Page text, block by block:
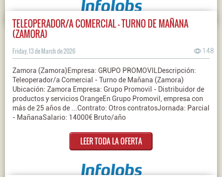
TELEOPERADOR/A COMERCIAL - TURNO DE MAÑANA
(ZAMORA)
Friday, 13 de March de 2026 148
Zamora (Zamora)Empresa: GRUPO PROMOVILDescripción:
Teleoperador/a Comercial - Turno de Mañana (Zamora)
Ubicación: Zamora Empresa: Grupo Promovil - Distribuidor de
productos y servicios OrangeEn Grupo Promovil, empresa con
más de 25 años de ...Contrato: Otros contratosJornada: Parcial
- MañanaSalario: 14000€ Bruto/año
LEER TODA LA OFERTA